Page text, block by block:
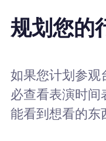
规划您的
如果您计划参观
必查看表演时间
能看到想看的东